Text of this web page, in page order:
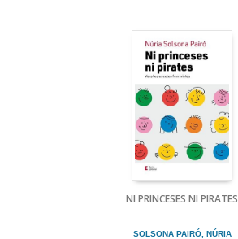
NI PRINCESES NI PIRATES
SOLSONA PAIRÓ, NÚRIA